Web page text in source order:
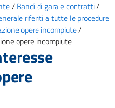
/ Bandi di gara e contratti/
riferiti a tutte le procedure
opere incompiute/
opere incompiute